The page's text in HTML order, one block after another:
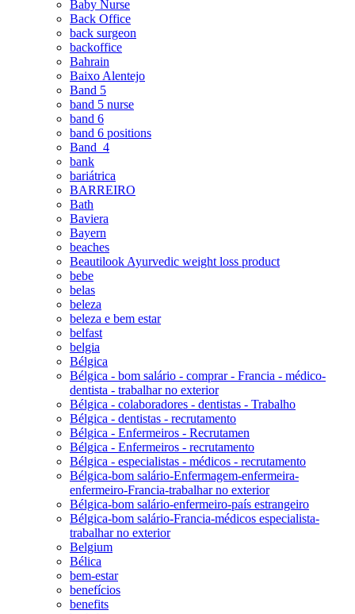
Baby Nurse
Back Office
back surgeon
backoffice
Bahrain
Baixo Alentejo
Band 5
band 5 nurse
band 6
band 6 positions
Band_4
bank
bariátrica
BARREIRO
Bath
Baviera
Bayern
beaches
Beautilook Ayurvedic weight loss product
bebe
belas
beleza
beleza e bem estar
belfast
belgia
Bélgica
Bélgica - bom salário - comprar - Francia - médico-
dentista - trabalhar no exterior
Bélgica - colaboradores - dentistas - Trabalho
Bélgica - dentistas - recrutamento
Bélgica - Enfermeiros - Recrutamen
Bélgica - Enfermeiros - recrutamento
Bélgica - especialistas - médicos - recrutamento
Bélgica-bom salário-Enfermagem-enfermeira-
enfermeiro-Francia-trabalhar no exterior
Bélgica-bom salário-enfermeiro-país estrangeiro
Bélgica-bom salário-Francia-médicos especialista-
trabalhar no exterior
Belgium
Bélica
bem-estar
benefícios
benefits